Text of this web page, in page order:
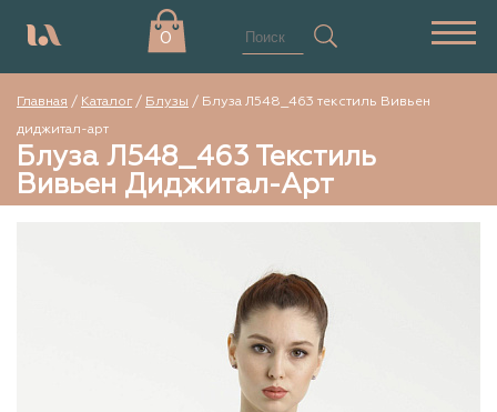
0
Главная / Каталог/ Блузы / Блуза Л548_463 текстиль Вивьен
диджитал-арт
Блуза Л548_463 Текстиль
Вивьен Диджитал-Арт